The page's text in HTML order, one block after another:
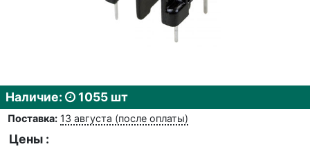
Наличие: 1055 шт
Поставка: 13 августа (после оплаты)
Цены :